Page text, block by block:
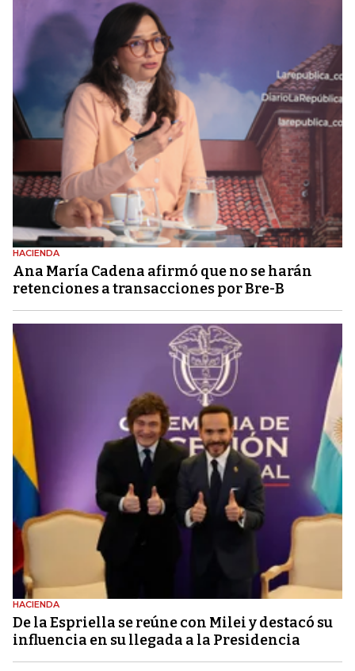
HACIENDA
Ana María Cadena afirmó que no se harán
retenciones a transacciones por Bre-B
HACIENDA
De la Espriella se reúne con Milei y destacó su
influencia en su llegada a la Presidencia